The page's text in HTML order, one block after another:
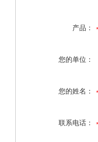
产品：
您的单位：
您的姓名：
联系电话：